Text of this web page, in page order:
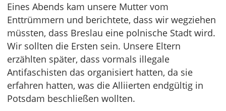
Eines Abends kam unsere Mutter vom
Enttrümmern und berichtete, dass wir wegziehen
müssten, dass Breslau eine polnische Stadt wird.
Wir sollten die Ersten sein. Unsere Eltern
erzählten später, dass vormals illegale
Antifaschisten das organisiert hatten, da sie
erfahren hatten, was die Alliierten endgültig in
Potsdam beschließen wollten.